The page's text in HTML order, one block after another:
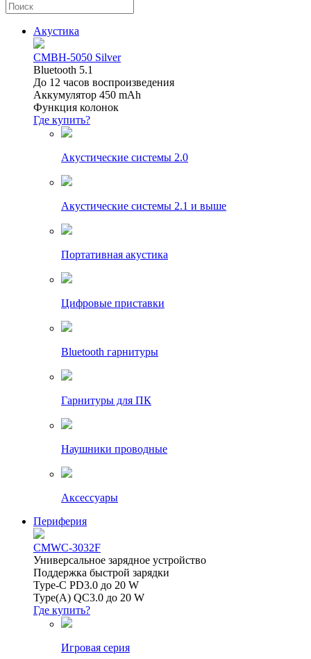
Акустика
CMBH-5050 Silver
Bluetooth 5.1
До 12 часов воспроизведения
Аккумулятор 450 mAh
Функция колонок
Где купить?
Акустические системы 2.0
Акустические системы 2.1 и выше
Портативная акустика
Цифровые приставки
Bluetooth гарнитуры
Гарнитуры для ПК
Наушники проводные
Аксессуары
Периферия
CMWC-3032F
Универсальное зарядное устройство
Поддержка быстрой зарядки
Type-C PD3.0 до 20 W
Type(A) QC3.0 до 20 W
Где купить?
Игровая серия